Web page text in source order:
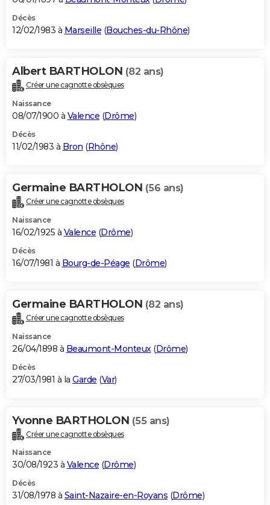
Décès
12/02/1983 à Marseille (Bouches-du-Rhône)
Albert BARTHOLON (82 ans)
Créer une cagnotte obsèques
Naissance
08/07/1900 à Valence (Drôme)
Décès
11/02/1983 à Bron (Rhône)
Germaine BARTHOLON (56 ans)
Créer une cagnotte obsèques
Naissance
16/02/1925 à Valence (Drôme)
Décès
16/07/1981 à Bourg-de-Péage (Drôme)
Germaine BARTHOLON (82 ans)
Créer une cagnotte obsèques
Naissance
26/04/1898 à Beaumont-Monteux (Drôme)
Décès
27/03/1981 à la Garde (Var)
Yvonne BARTHOLON (55 ans)
Créer une cagnotte obsèques
Naissance
30/08/1923 à Valence (Drôme)
Décès
31/08/1978 à Saint-Nazaire-en-Royans (Drôme)